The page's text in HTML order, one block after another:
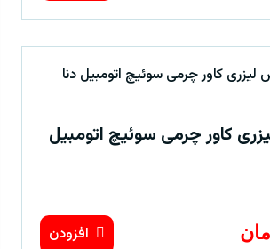
کاور چرمی سوئیچ اتومبیل
افزودن